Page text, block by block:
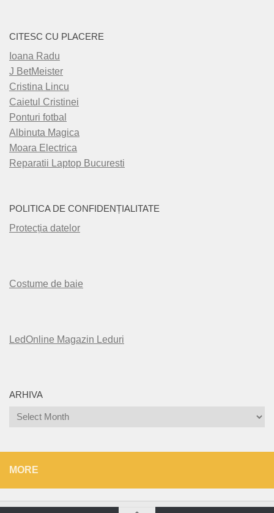
CITESC CU PLACERE
Ioana Radu
J BetMeister
Cristina Lincu
Caietul Cristinei
Ponturi fotbal
Albinuta Magica
Moara Electrica
Reparatii Laptop Bucuresti
POLITICA DE CONFIDENȚIALITATE
Protecția datelor
Costume de baie
LedOnline Magazin Leduri
ARHIVA
Arhiva
MORE